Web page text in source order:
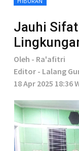
Jauhi
Oleh - Ra'afitri
Editor - Lalang
18 Apr 2025 18:36